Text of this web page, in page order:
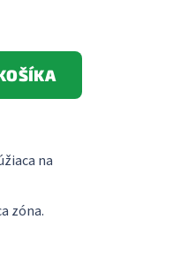
na
zóna.